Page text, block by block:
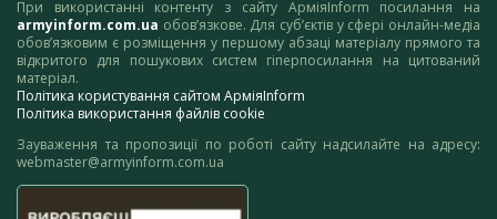
При використанні контенту з сайту АрміяInform посилання на
armyinform.com.ua обов’язкове. Для суб’єктів у сфері онлайн-медіа
обов’язковим є розміщення у першому абзаці матеріалу прямого та
відкритого для пошукових систем гіперпосилання на цитований
матеріал.
Політика користування сайтом АрміяInform
Політика використання файлів cookie
Зауваження та пропозиції по роботі сайту надсилайте на адресу:
webmaster@armyinform.com.ua